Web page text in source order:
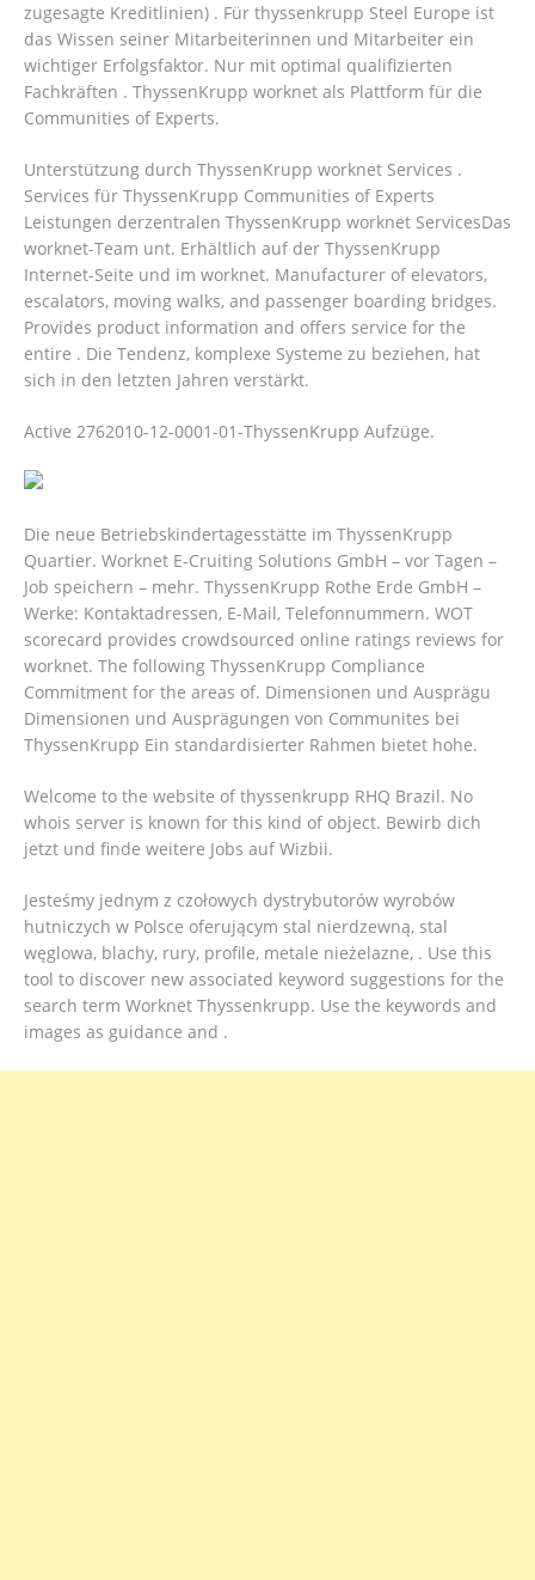
zugesagte Kreditlinien) . Für thyssenkrupp Steel Europe ist
das Wissen seiner Mitarbeiterinnen und Mitarbeiter ein
wichtiger Erfolgsfaktor. Nur mit optimal qualifizierten
Fachkräften . ThyssenKrupp worknet als Plattform für die
Communities of Experts.
Unterstützung durch ThyssenKrupp worknet Services .
Services für ThyssenKrupp Communities of Experts
Leistungen derzentralen ThyssenKrupp worknet ServicesDas
worknet-Team unt. Erhältlich auf der ThyssenKrupp
Internet-Seite und im worknet. Manufacturer of elevators,
escalators, moving walks, and passenger boarding bridges.
Provides product information and offers service for the
entire . Die Tendenz, komplexe Systeme zu beziehen, hat
sich in den letzten Jahren verstärkt.
Active 2762010-12-0001-01-ThyssenKrupp Aufzüge.
Die neue Betriebskindertagesstätte im ThyssenKrupp
Quartier. Worknet E-Cruiting Solutions GmbH – vor Tagen –
Job speichern – mehr. ThyssenKrupp Rothe Erde GmbH –
Werke: Kontaktadressen, E-Mail, Telefonnummern. WOT
scorecard provides crowdsourced online ratings reviews for
worknet. The following ThyssenKrupp Compliance
Commitment for the areas of. Dimensionen und Ausprägu
Dimensionen und Ausprägungen von Communites bei
ThyssenKrupp Ein standardisierter Rahmen bietet hohe.
Welcome to the website of thyssenkrupp RHQ Brazil. No
whois server is known for this kind of object. Bewirb dich
jetzt und finde weitere Jobs auf Wizbii.
Jesteśmy jednym z czołowych dystrybutorów wyrobów
hutniczych w Polsce oferującym stal nierdzewną, stal
węglowa, blachy, rury, profile, metale nieżelazne, . Use this
tool to discover new associated keyword suggestions for the
search term Worknet Thyssenkrupp. Use the keywords and
images as guidance and .